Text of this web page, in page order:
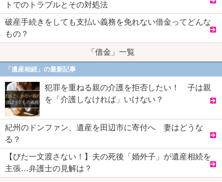
トでのトラブルとその対処法
破産手続きをしても支払い義務を免れない借金ってどんな
もの？
「借金」一覧
「遺産相続」の最新記事
犯罪を重ねる親の介護を拒否したい！ 子は親
を「介護しなければ」いけない？
紀州のドンファン、遺産を田辺市に寄付へ 妻はどうな
る？
【びた一文渡さない！】夫の死後「婚外子」が遺産相続を
主張…弁護士の見解は？